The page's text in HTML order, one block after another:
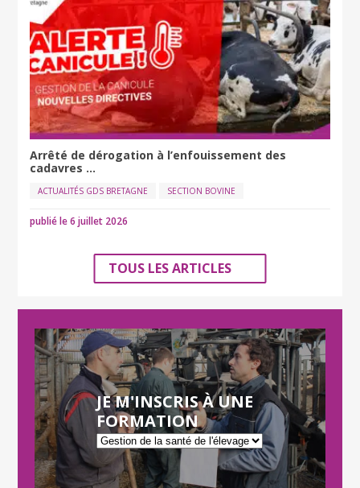
TOUS LES ARTICLES
Arrêté de dérogation à l’enfouissement des
cadavres ...
ACTUALITÉS GDS BRETAGNE SECTION BOVINE
publié le 6 juillet 2026
JE M'INSCRIS À UNE
FORMATION